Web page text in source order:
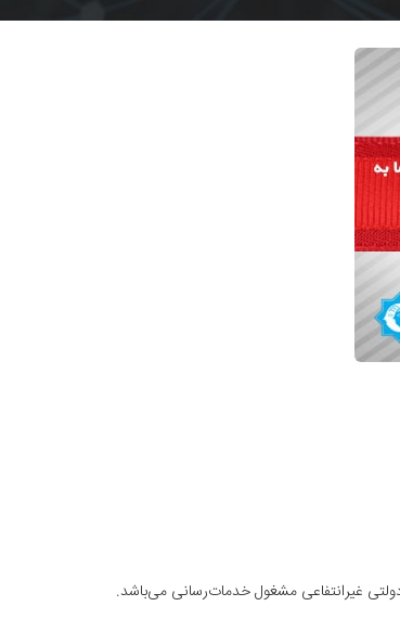
بانام بچه‌های آسمان کامران از سال ۱۳۷۸ و با شماره ثبت ۱۵۲۸۰در قالب یک سازمان غیردولتی غیرانتفاعی مشغول خدمات‌رسانی می‌باشد.